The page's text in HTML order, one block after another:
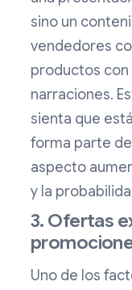
sino un
vendedores
productos con
narraciones.
sienta que
forma parte
aspecto
y la
3. Ofertas
Uno de los